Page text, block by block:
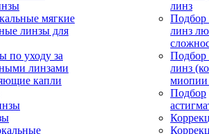
мягкие
линзы для
по уходу за
линзами
капли
линз
Подбор
линз
Подбор
линз
миопии
Подбор